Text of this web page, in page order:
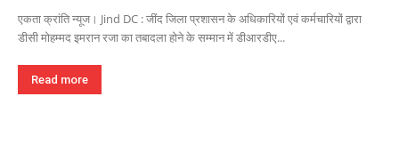
एकता क्रांति न्यूज। Jind DC : जींद जिला प्रशासन के अधिकारियों एवं कर्मचारियों द्वारा
डीसी मोहम्मद इमरान रजा का तबादला होने के सम्मान में डीआरडीए...
Read more